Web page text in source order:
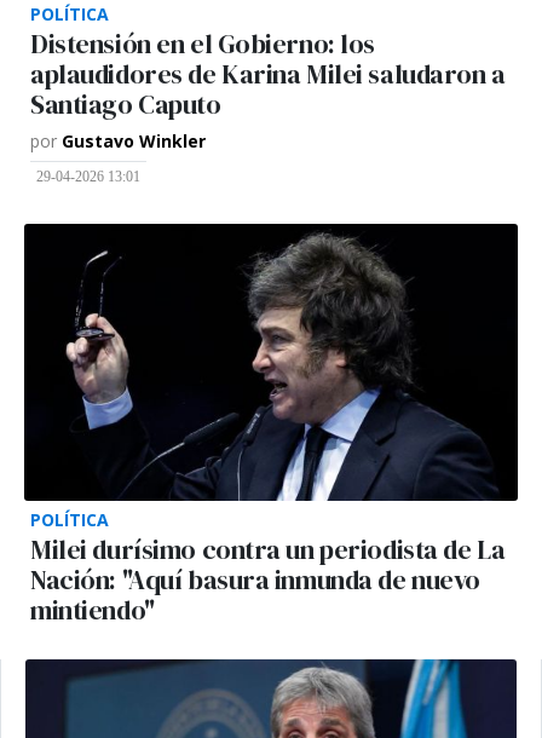
POLÍTICA
Distensión en el Gobierno: los
aplaudidores de Karina Milei saludaron a
Santiago Caputo
por Gustavo Winkler
29-04-2026 13:01
POLÍTICA
Milei durísimo contra un periodista de La
Nación: "Aquí basura inmunda de nuevo
mintiendo"